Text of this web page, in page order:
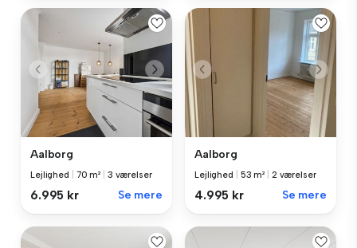
Aalborg
Lejlighed 70 m² 3 værelser
6.995 kr Se mere
Aalborg
Lejlighed 53 m² 2 værelser
4.995 kr Se mere